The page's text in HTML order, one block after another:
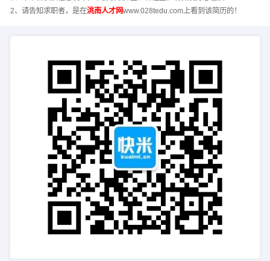
2、请告知求职者，是在洮南人才网www.028tedu.com上看到该简历的！